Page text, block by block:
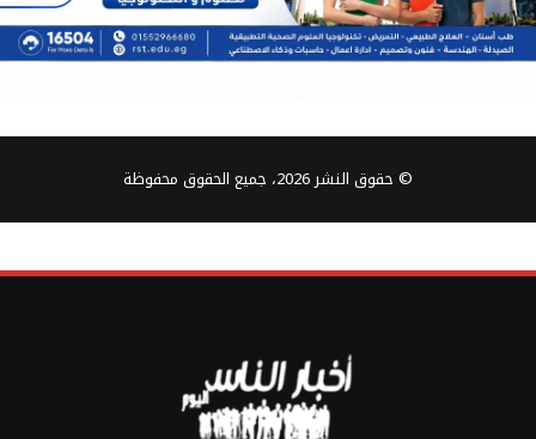
© حقوق النشر 2026، جميع الحقوق محفوظة